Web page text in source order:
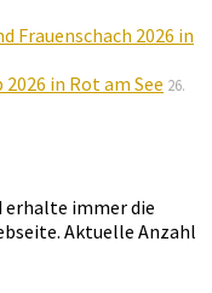
Frauenschach 2026 in
in Rot am See 26.
erhalte immer die
Aktuelle Anzahl